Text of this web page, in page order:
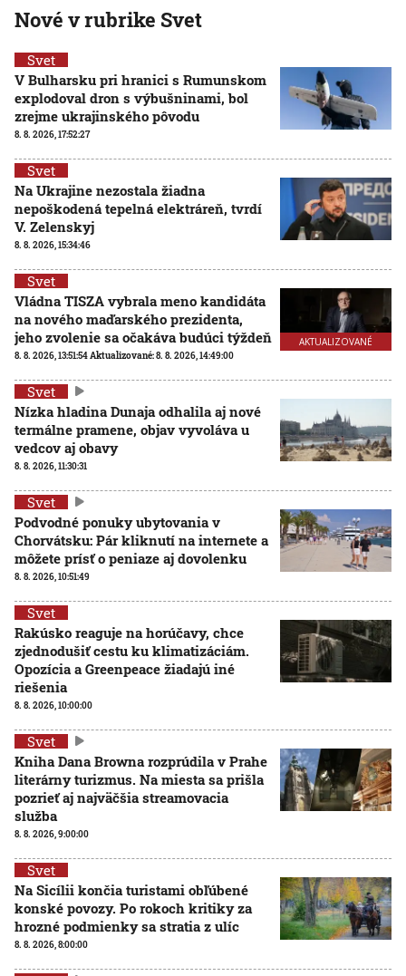
Nové v rubrike Svet
Svet
V Bulharsku pri hranici s Rumunskom
explodoval dron s výbušninami, bol
zrejme ukrajinského pôvodu
8. 8. 2026, 17:52:27
Svet
Na Ukrajine nezostala žiadna
nepoškodená tepelná elektráreň, tvrdí
V. Zelenskyj
8. 8. 2026, 15:34:46
AKTUALIZOVANÉ
Svet
Vládna TISZA vybrala meno kandidáta
na nového maďarského prezidenta,
jeho zvolenie sa očakáva budúci týždeň
8. 8. 2026, 13:51:54Aktualizované:8. 8. 2026, 14:49:00
Svet
Nízka hladina Dunaja odhalila aj nové
termálne pramene, objav vyvoláva u
vedcov aj obavy
8. 8. 2026, 11:30:31
Svet
Podvodné ponuky ubytovania v
Chorvátsku: Pár kliknutí na internete a
môžete prísť o peniaze aj dovolenku
8. 8. 2026, 10:51:49
Svet
Rakúsko reaguje na horúčavy, chce
zjednodušiť cestu ku klimatizáciám.
Opozícia a Greenpeace žiadajú iné
riešenia
8. 8. 2026, 10:00:00
Svet
Kniha Dana Browna rozprúdila v Prahe
literárny turizmus. Na miesta sa prišla
pozrieť aj najväčšia streamovacia
služba
8. 8. 2026, 9:00:00
Svet
Na Sicílii končia turistami obľúbené
konské povozy. Po rokoch kritiky za
hrozné podmienky sa stratia z ulíc
8. 8. 2026, 8:00:00